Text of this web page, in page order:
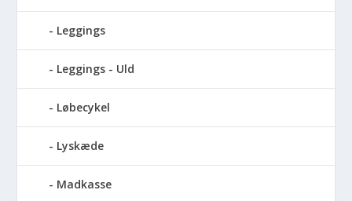
Leggings
Leggings - Uld
Løbecykel
Lyskæde
Madkasse